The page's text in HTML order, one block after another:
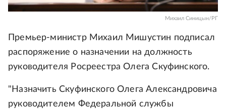
Михаил Синицын/РГ
Премьер-министр Михаил Мишустин подписал
распоряжение о назначении на должность
руководителя Росреестра Олега Скуфинского.
"Назначить Скуфинского Олега Александровича
руководителем Федеральной службы